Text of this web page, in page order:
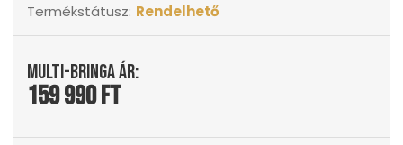
Termékstátusz: Rendelhető
Multi-Bringa ár:
159 990 Ft